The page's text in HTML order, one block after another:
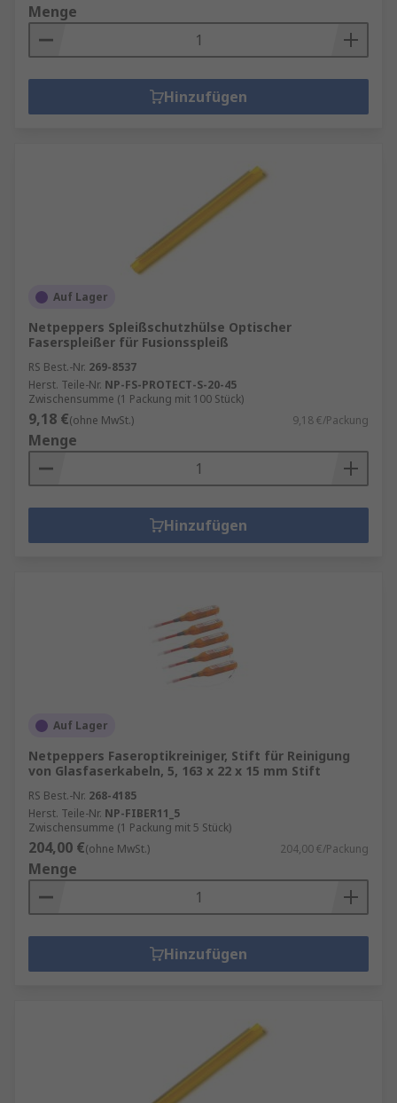
Menge
Hinzufügen
Auf Lager
Netpeppers Spleißschutzhülse Optischer
Faserspleißer für Fusionsspleiß
RS Best.-Nr. 269-8537
Herst. Teile-Nr. NP-FS-PROTECT-S-20-45
Zwischensumme (1 Packung mit 100 Stück)
9,18 €(ohne MwSt.) 9,18 €/Packung
Menge
Hinzufügen
Auf Lager
Netpeppers Faseroptikreiniger, Stift für Reinigung
von Glasfaserkabeln, 5, 163 x 22 x 15 mm Stift
RS Best.-Nr. 268-4185
Herst. Teile-Nr. NP-FIBER11_5
Zwischensumme (1 Packung mit 5 Stück)
204,00 €(ohne MwSt.) 204,00 €/Packung
Menge
Hinzufügen